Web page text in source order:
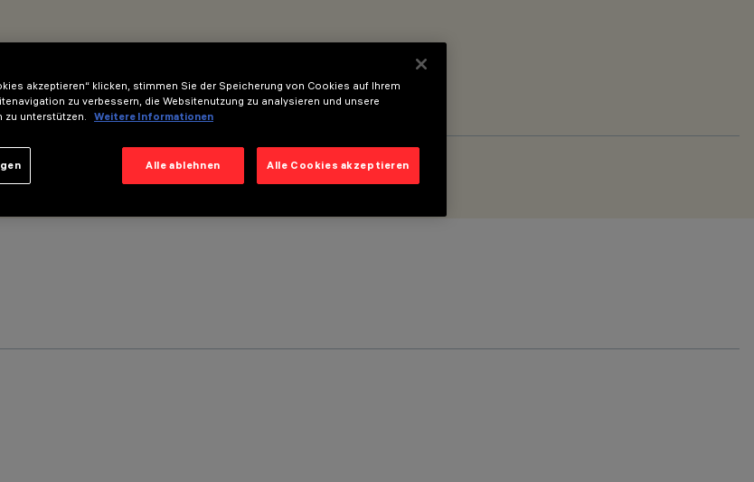
akzeptieren“ klicken, stimmen Sie der Speicherung von Cookies auf Ihrem
zu verbessern, die Websitenutzung zu analysieren und unsere
zu unterstützen.
Weitere Informationen
Alle ablehnen Alle Cookies akzeptieren